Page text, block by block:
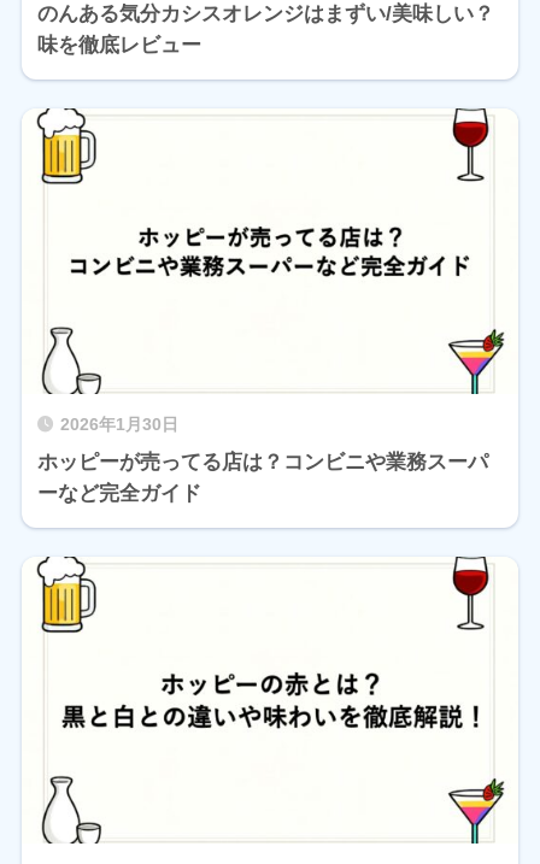
のんある気分カシスオレンジはまずい/美味しい？
味を徹底レビュー
2026年1月30日
ホッピーが売ってる店は？コンビニや業務スーパ
ーなど完全ガイド